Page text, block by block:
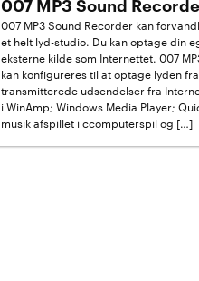
007 MP3 Sound
007 MP3 Sound Recorder kan
et helt lyd-studio. Du kan optage din
eksterne kilde som Internettet. 007
kan konfigureres til at optage lyden
transmitterede udsendelser fra
i WinAmp; Windows Media Player;
musik afspillet i ccomputerspil og […]